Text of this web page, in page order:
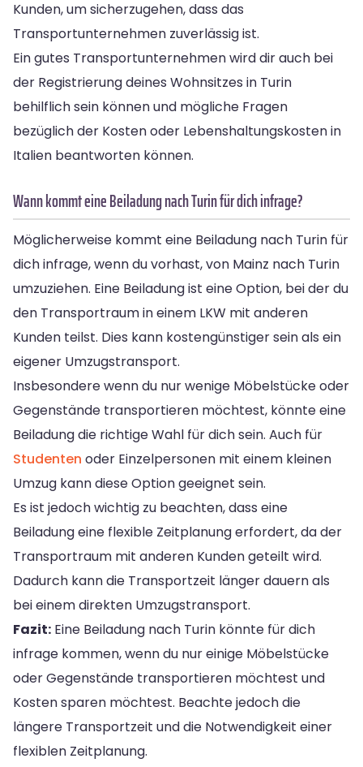
Kunden, um sicherzugehen, dass das
Transportunternehmen zuverlässig ist.
Ein gutes Transportunternehmen wird dir auch bei
der Registrierung deines Wohnsitzes in Turin
behilflich sein können und mögliche Fragen
bezüglich der Kosten oder Lebenshaltungskosten in
Italien beantworten können.
Wann kommt eine Beiladung nach Turin für dich infrage?
Möglicherweise kommt eine Beiladung nach Turin für
dich infrage, wenn du vorhast, von Mainz nach Turin
umzuziehen. Eine Beiladung ist eine Option, bei der du
den Transportraum in einem LKW mit anderen
Kunden teilst. Dies kann kostengünstiger sein als ein
eigener Umzugstransport.
Insbesondere wenn du nur wenige Möbelstücke oder
Gegenstände transportieren möchtest, könnte eine
Beiladung die richtige Wahl für dich sein. Auch für
Studenten oder Einzelpersonen mit einem kleinen
Umzug kann diese Option geeignet sein.
Es ist jedoch wichtig zu beachten, dass eine
Beiladung eine flexible Zeitplanung erfordert, da der
Transportraum mit anderen Kunden geteilt wird.
Dadurch kann die Transportzeit länger dauern als
bei einem direkten Umzugstransport.
Fazit: Eine Beiladung nach Turin könnte für dich
infrage kommen, wenn du nur einige Möbelstücke
oder Gegenstände transportieren möchtest und
Kosten sparen möchtest. Beachte jedoch die
längere Transportzeit und die Notwendigkeit einer
flexiblen Zeitplanung.